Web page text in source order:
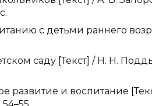
с детьми раннего
саду [Текст] / Н. Н.
развитие и воспитание